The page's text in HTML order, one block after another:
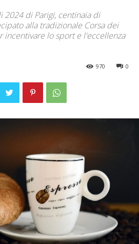
2024 di Parigi, centinaia di
alla tradizionale Corsa dei
incentivare lo sport e l'eccellenza
0
970